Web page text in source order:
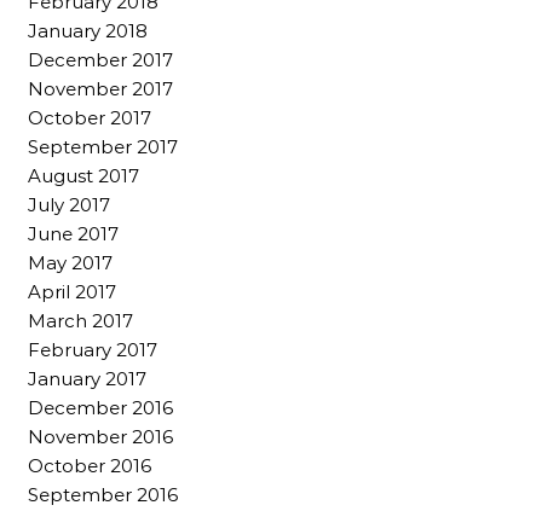
January 2018
December 2017
November 2017
October 2017
September 2017
August 2017
July 2017
June 2017
May 2017
April 2017
March 2017
February 2017
January 2017
December 2016
November 2016
October 2016
September 2016